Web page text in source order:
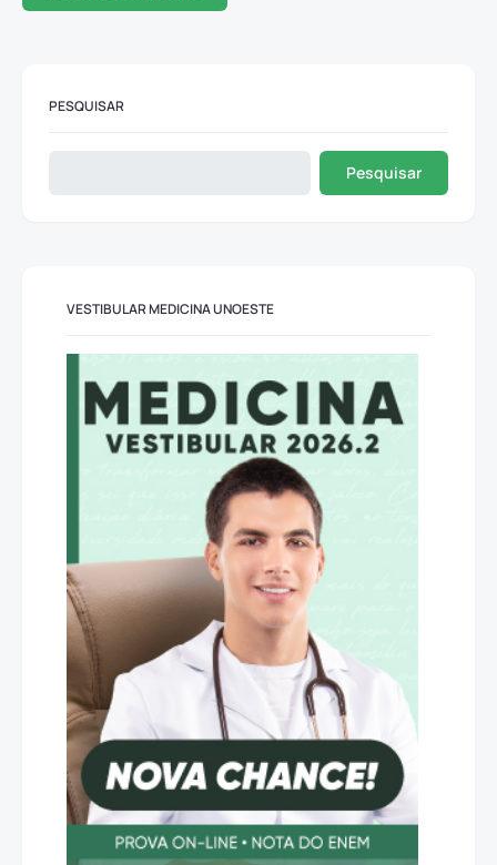
PESQUISAR
Pesquisar
VESTIBULAR MEDICINA UNOESTE